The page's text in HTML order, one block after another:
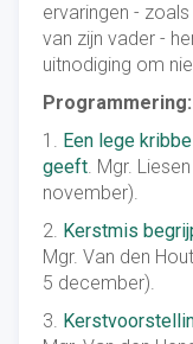
ervaringen -
van zijn vader -
uitnodiging om
Programmering:
1. Een lege
geeft. Mgr.
november).
2. Kerstmis
Mgr. Van den
5 december).
3.